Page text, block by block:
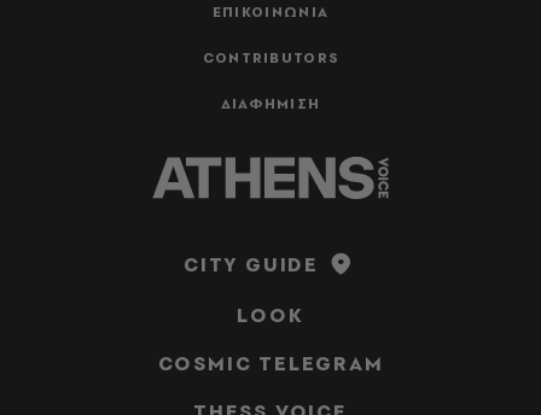
ΕΠΙΚΟΙΝΩΝΙΑ
CONTRIBUTORS
ΔΙΑΦΗΜΙΣΗ
CITY GUIDE
LOOK
COSMIC TELEGRAM